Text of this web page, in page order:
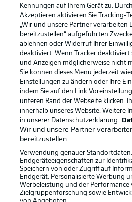
Rechtliche Hinweise
Broadcaster
Jobs
Liveticker
© 2026 Bundesliga-
Kennungen auf Ihrem Gerät zu.
Akzeptieren aktivieren Sie Tracking-
„Wir und unsere Partner verarbeiten
bereitzustellen“ aufgeführten
ablehnen oder Widerruf Ihrer
deaktiviert. Wenn Tracker deaktiviert
und Anzeigen möglicherweise nicht
Sie können dieses Menü jederzeit
Einstellungen zu ändern oder Ihre
indem Sie auf den Link
unteren Rand der Webseite klicken.
innerhalb unseres Website. Weitere
in unserer Datenschutzerklärung.
Wir und unsere Partner
bereitzustellen:
Verwendung genauer Standortdaten.
Endgeräteeigenschaften zur
Speichern von oder Zugriff auf
Endgerät. Personalisierte Werbung
Werbeleistung und der Performance
Zielgruppenforschung sowie